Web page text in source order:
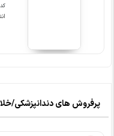
کد
پرفروش های دندانپزشکی/